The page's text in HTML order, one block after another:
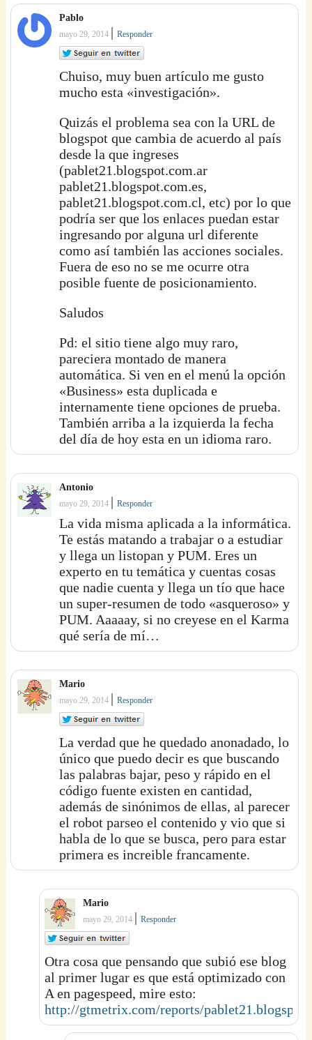
Pablo
mayo 29, 2014 |Responder
Chuiso, muy buen artículo me gusto
mucho esta «investigación».
Quizás el problema sea con la URL de
blogspot que cambia de acuerdo al país
desde la que ingreses
(pablet21.blogspot.com.ar
pablet21.blogspot.com.es,
pablet21.blogspot.com.cl, etc) por lo que
podría ser que los enlaces puedan estar
ingresando por alguna url diferente
como así también las acciones sociales.
Fuera de eso no se me ocurre otra
posible fuente de posicionamiento.
Saludos
Pd: el sitio tiene algo muy raro,
pareciera montado de manera
automática. Si ven en el menú la opción
«Business» esta duplicada e
internamente tiene opciones de prueba.
También arriba a la izquierda la fecha
del día de hoy esta en un idioma raro.
Antonio
mayo 29, 2014 |Responder
La vida misma aplicada a la informática.
Te estás matando a trabajar o a estudiar
y llega un listopan y PUM. Eres un
experto en tu temática y cuentas cosas
que nadie cuenta y llega un tío que hace
un super-resumen de todo «asqueroso» y
PUM. Aaaaay, si no creyese en el Karma
qué sería de mí…
Mario
mayo 29, 2014 |Responder
La verdad que he quedado anonadado, lo
único que puedo decir es que buscando
las palabras bajar, peso y rápido en el
código fuente existen en cantidad,
además de sinónimos de ellas, al parecer
el robot parseo el contenido y vio que si
habla de lo que se busca, pero para estar
primera es increible francamente.
Mario
mayo 29, 2014 |Responder
Otra cosa que pensando que subió ese blog
al primer lugar es que está optimizado con
A en pagespeed, mire esto:
http://gtmetrix.com/reports/